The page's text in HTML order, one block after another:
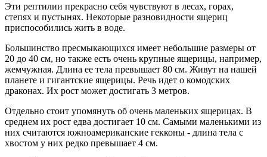
Эти рептилии прекрасно себя чувствуют в лесах, горах,
степях и пустынях. Некоторые разновидности ящериц
приспособились жить в воде.
Большинство пресмыкающихся имеет небольшие размеры от
20 до 40 см, но также есть очень крупные ящерицы, например,
жемчужная. Длина ее тела превышает 80 см. Живут на нашей
планете и гигантские ящерицы. Речь идет о комодских
драконах. Их рост может достигать 3 метров.
Отдельно стоит упомянуть об очень маленьких ящерицах. В
среднем их рост едва достигает 10 см. Самыми маленькими из
них считаются южноамериканские гекконы - длина тела с
хвостом у них редко превышает 4 см.